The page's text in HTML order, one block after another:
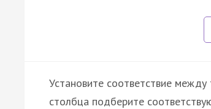
Установите соответствие
столбца подберите